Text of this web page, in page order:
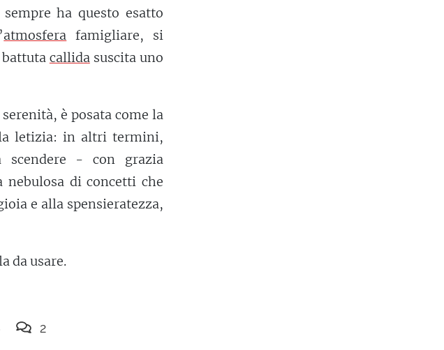
ha questo esatto
atmosfera famigliare, si
battuta callidasuscita uno
è posata come la
letizia: in altri termini,
scendere - con grazia
di concetti che
e alla spensieratezza,
da usare.
2